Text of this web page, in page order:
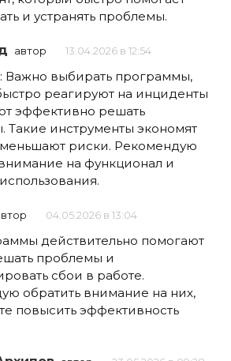
и устранять проблемы.
автор 13.04.2026 в 12:54
Важно выбирать программы,
реагируют на инциденты
эффективно решать
Такие инструменты экономят
риски. Рекомендую
на функционал и
04.05.2026 в 13:04
действительно помогают
проблемы и
сбои в работе.
обратить внимание на них,
повысить эффективность